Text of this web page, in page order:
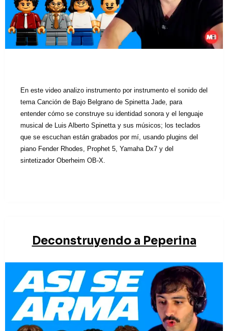
En este video analizo instrumento por instrumento el sonido del
tema Canción de Bajo Belgrano de Spinetta Jade, para
entender cómo se construye su identidad sonora y el lenguaje
musical de Luis Alberto Spinetta y sus músicos; los teclados
que se escuchan están grabados por mí, usando plugins del
piano Fender Rhodes, Prophet 5, Yamaha Dx7 y del
sintetizador Oberheim OB-X.
Deconstruyendo a Peperina